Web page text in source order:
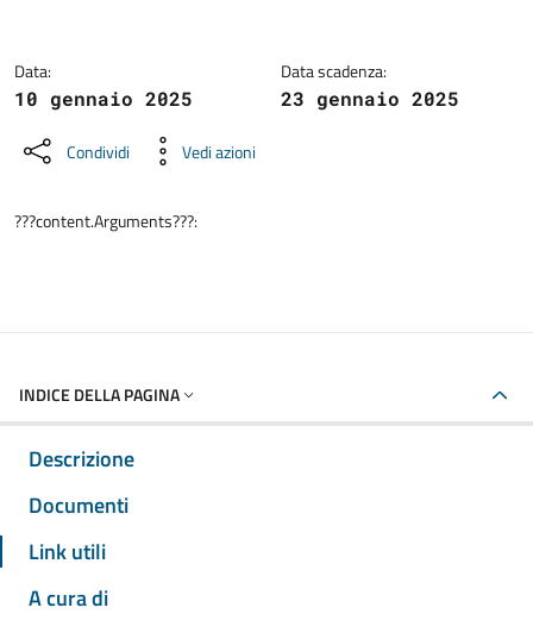
Data:
10 gennaio 2025
Data scadenza:
23 gennaio 2025
Condividi Vedi azioni
???content.Arguments???:
INDICE DELLA PAGINA
Descrizione
Documenti
Link utili
A cura di